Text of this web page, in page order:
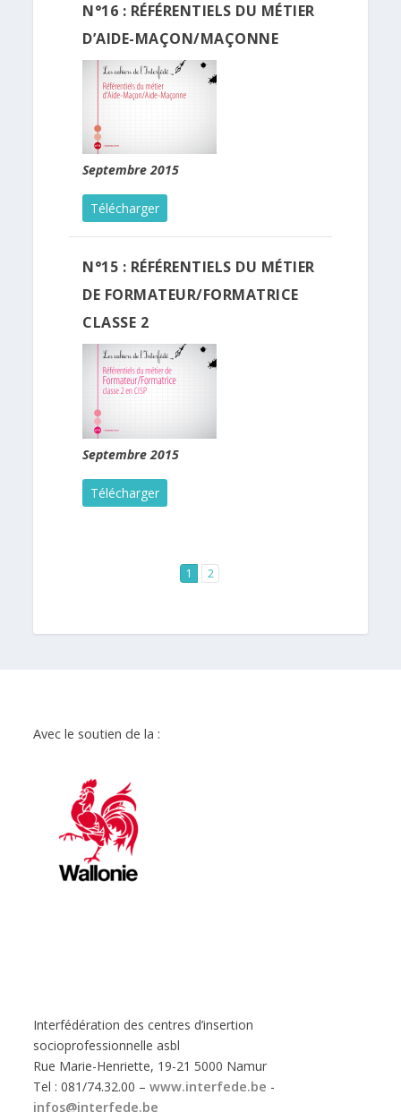
N°16 : RÉFÉRENTIELS DU MÉTIER
D’AIDE-MAÇON/MAÇONNE
Septembre 2015
Télécharger
N°15 : RÉFÉRENTIELS DU MÉTIER
DE FORMATEUR/FORMATRICE
CLASSE 2
Septembre 2015
Télécharger
1 2
Avec le soutien de la :
Interfédération des centres d’insertion
socioprofessionnelle asbl
Rue Marie-Henriette, 19-21 5000 Namur
Tel : 081/74.32.00 –www.interfede.be -
infos@interfede.be